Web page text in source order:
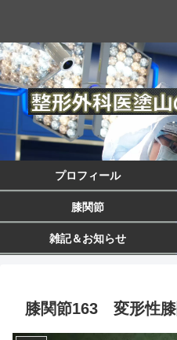
プロフィール
膝関節
雑記＆お知らせ
膝関節163 変形性